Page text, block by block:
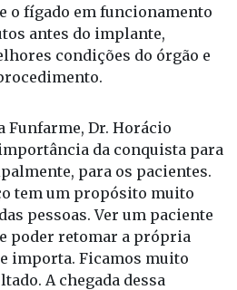
o fígado em funcionamento
antes do implante,
condições do órgão e
Funfarme, Dr. Horácio
da conquista para
para os pacientes.
tem um propósito muito
pessoas. Ver um paciente
poder retomar a própria
importa. Ficamos muito
A chegada dessa